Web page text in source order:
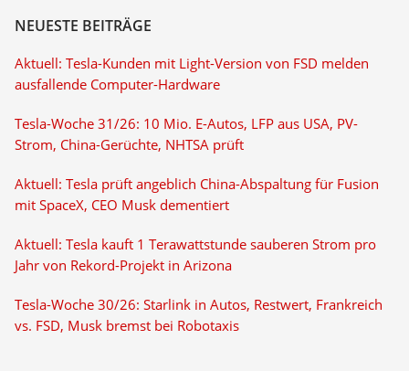
NEUESTE BEITRÄGE
Aktuell: Tesla-Kunden mit Light-Version von FSD melden
ausfallende Computer-Hardware
Tesla-Woche 31/26: 10 Mio. E-Autos, LFP aus USA, PV-
Strom, China-Gerüchte, NHTSA prüft
Aktuell: Tesla prüft angeblich China-Abspaltung für Fusion
mit SpaceX, CEO Musk dementiert
Aktuell: Tesla kauft 1 Terawattstunde sauberen Strom pro
Jahr von Rekord-Projekt in Arizona
Tesla-Woche 30/26: Starlink in Autos, Restwert, Frankreich
vs. FSD, Musk bremst bei Robotaxis